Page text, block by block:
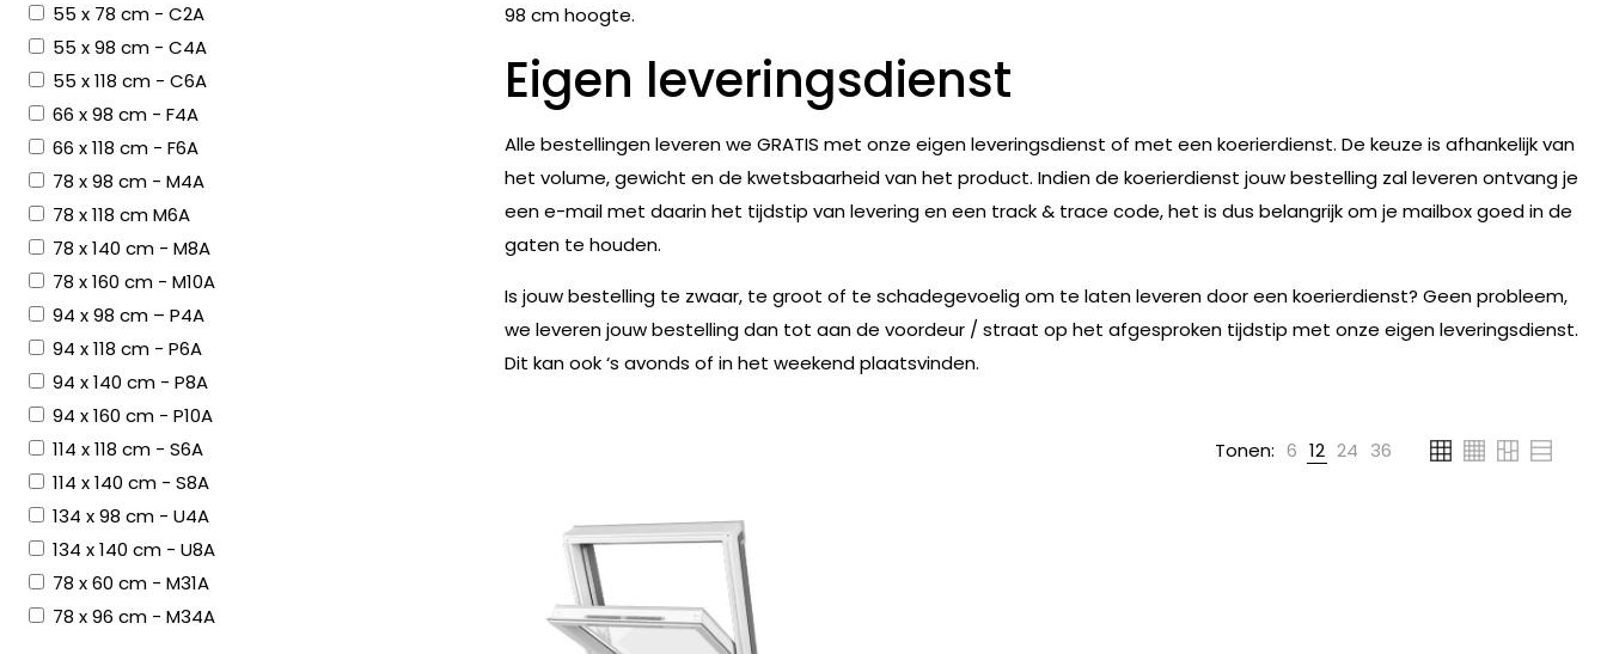
98 cm hoogte.
Eigen leveringsdienst
Alle bestellingen leveren we GRATIS met onze eigen leveringsdienst of met een koerierdienst. De keuze is afhankelijk van
het volume, gewicht en de kwetsbaarheid van het product. Indien de koerierdienst jouw bestelling zal leveren ontvang je
een e-mail met daarin het tijdstip van levering en een track & trace code, het is dus belangrijk om je mailbox goed in de
gaten te houden.
Is jouw bestelling te zwaar, te groot of te schadegevoelig om te laten leveren door een koerierdienst? Geen probleem,
we leveren jouw bestelling dan tot aan de voordeur / straat op het afgesproken tijdstip met onze eigen leveringsdienst.
Dit kan ook ‘s avonds of in het weekend plaatsvinden.
Tonen: 6 12 24 36
55 x 78 cm - C2A
55 x 98 cm - C4A
55 x 118 cm - C6A
66 x 98 cm - F4A
66 x 118 cm - F6A
78 x 98 cm - M4A
78 x 118 cm M6A
78 x 140 cm - M8A
78 x 160 cm - M10A
94 x 98 cm – P4A
94 x 118 cm - P6A
94 x 140 cm - P8A
94 x 160 cm - P10A
114 x 118 cm - S6A
114 x 140 cm - S8A
134 x 98 cm - U4A
134 x 140 cm - U8A
78 x 60 cm - M31A
78 x 96 cm - M34A